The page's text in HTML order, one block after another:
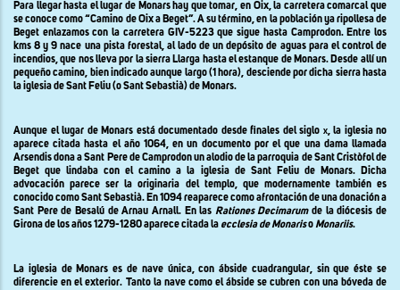
Para llegar hasta el lugar de Monars hay que tomar, en Oix, la carretera comarcal que
se conoce como “Camino de Oix a Beget”. A su término, en la población ya ripollesa de
Beget enlazamos con la carretera GIV-5223 que sigue hasta Camprodon. Entre los
kms 8 y 9 nace una pista forestal, al lado de un depósito de aguas para el control de
incendios, que nos lleva por la sierra Llarga hasta el estanque de Monars. Desde allí un
pequeño camino, bien indicado aunque largo (1 hora), desciende por dicha sierra hasta
la iglesia de Sant Feliu (o Sant Sebastià) de Monars.
Aunque el lugar de Monars está documentado desde finales del siglo x, la iglesia no
aparece citada hasta el año 1064, en un documento por el que una dama llamada
Arsendis dona a Sant Pere de Camprodon un alodio de la parroquia de Sant Cristòfol de
Beget que lindaba con el camino a la iglesia de Sant Feliu de Monars. Dicha
advocación parece ser la originaria del templo, que modernamente también es
conocido como Sant Sebastià. En 1094 reaparece como afrontación de una donación a
Sant Pere de Besalú de Arnau Arnall. En las Rationes Decimarumde la diócesis de
Girona de los años 1279-1280 aparece citada la ecclesia de MonarisoMonariis.
La iglesia de Monars es de nave única, con ábside cuadrangular, sin que éste se
diferencie en el exterior. Tanto la nave como el ábside se cubren con una bóveda de